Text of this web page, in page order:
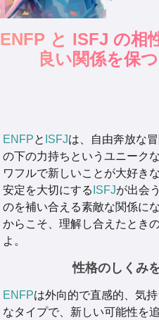
ENFP と ISFJ の相
良い関係を保
ENFPと ISFJは、自由奔放な
の下の力持ちというユニーク
ワフルで新しいことが大好きな
安定を大切にする ISFJが出会
のを補い合える素敵な関係に
からこそ、理解し合えたとき
よ。
性格のしくみ
ENFPは外向的で直感的、気
なタイプで、新しい可能性を